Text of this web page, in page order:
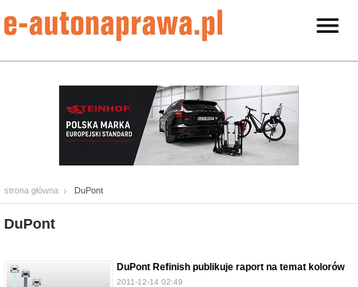
strona główna DuPont
DuPont
DuPont Refinish publikuje raport na temat kolorów
2011-12-14 02:49